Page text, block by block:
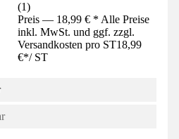
(1)
Preis — 18,99 € * Alle Preise
inkl. MwSt. und ggf. zzgl.
Versandkosten pro ST18,99
€*/ ST